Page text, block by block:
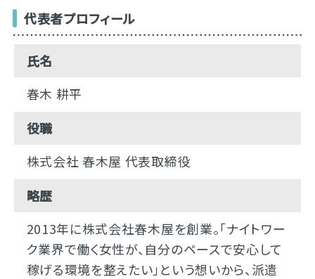
代表者プロフィール
氏名
春木 耕平
役職
株式会社 春木屋 代表取締役
略歴
2013年に株式会社春木屋を創業。「ナイトワー
ク業界で働く女性が、自分のペースで安心して
稼げる環境を整えたい」という想いから、派遣